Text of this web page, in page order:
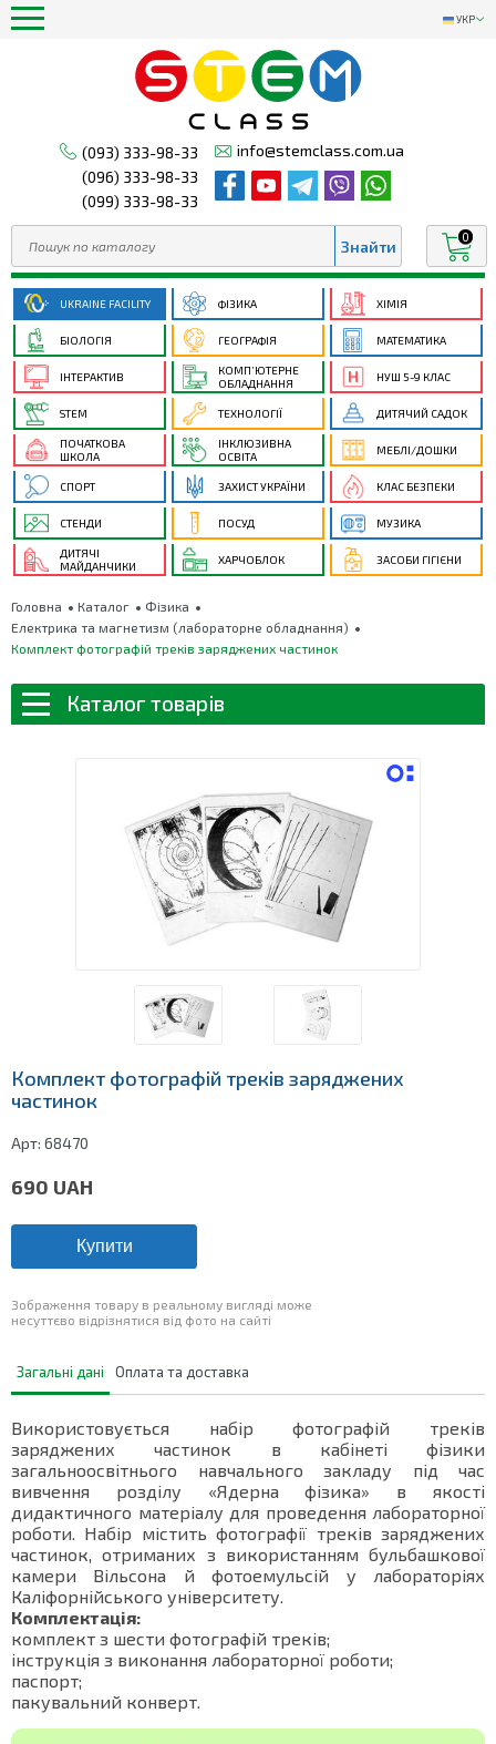
УКР
(093) 333-98-33
(096) 333-98-33
(099) 333-98-33
info@stemclass.com.ua
0
UKRAINE FACILITY ФІЗИКА ХІМІЯ
БІОЛОГІЯ ГЕОГРАФІЯ МАТЕМАТИКА
ІНТЕРАКТИВ
КОМП’ЮТЕРНЕ
ОБЛАДНАННЯ
НУШ 5-9 КЛАС
STEM ТЕХНОЛОГІЇ ДИТЯЧИЙ САДОК
ПОЧАТКОВА
ШКОЛА
ІНКЛЮЗИВНА
ОСВІТА
МЕБЛІ/ДОШКИ
СПОРТ ЗАХИСТ УКРАЇНИ КЛАС БЕЗПЕКИ
СТЕНДИ ПОСУД МУЗИКА
ДИТЯЧІ
МАЙДАНЧИКИ
ХАРЧОБЛОК ЗАСОБИ ГІГІЄНИ
Головна Каталог
Фізика
Електрика та магнетизм (лабораторне обладнання)
Комплект фотографій треків заряджених частинок
Каталог товарів
Комплект фотографій треків заряджених
частинок
Арт: 68470
690 UAH
Купити
Зображення товару в реальному вигляді може
несуттєво відрізнятися від фото на сайті
Загальні дані Оплата та доставка
Використовується набір фотографій треків
заряджених частинок в кабінеті фізики
загальноосвітнього навчального закладу під час
вивчення розділу «Ядерна фізика» в якості
дидактичного матеріалу для проведення лабораторної
роботи. Набір містить фотографії треків заряджених
частинок, отриманих з використанням бульбашкової
камери Вільсона й фотоемульсій у лабораторіях
Каліфорнійського університету.
Комплектація:
комплект з шести фотографій треків;
інструкція з виконання лабораторної роботи;
паспорт;
пакувальний конверт.